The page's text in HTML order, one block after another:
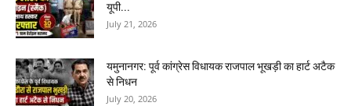
यूपी...
July 21, 2026
यमुनानगर: पूर्व कांग्रेस विधायक राजपाल भूखड़ी का हार्ट अटैक
से निधन
July 20, 2026